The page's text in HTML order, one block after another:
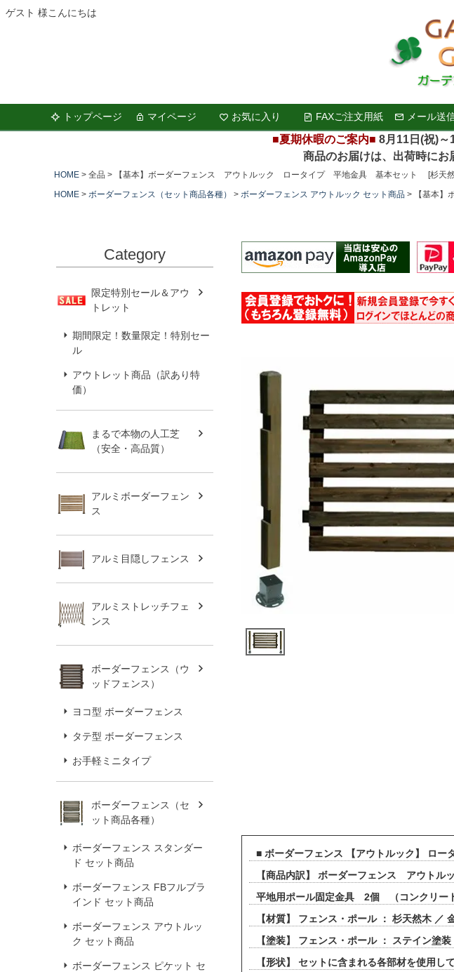
ゲスト 様こんにちは
トップページ
マイページ お気に入り FAXご注文用紙 メール送
■夏期休暇のご案内■ 8月11日(祝)～
商品のお届けは、出荷時にお届
HOME 全品
【基本】ボーダーフェンス アウトルック ロータイプ 平地金具 基本セット [杉天然
HOME
ボーダーフェンス（セット商品各種） ボーダーフェンス アウトルック セット商品 【基本
Category
限定特別セール＆アウ
トレット
期間限定！数量限定！特別セー
ル
アウトレット商品（訳あり特
価）
まるで本物の人工芝
（安全・高品質）
アルミボーダーフェン
ス
アルミ目隠しフェンス
アルミストレッチフェ
ンス
ボーダーフェンス（ウ
ッドフェンス）
ヨコ型 ボーダーフェンス
タテ型 ボーダーフェンス
お手軽ミニタイプ
ボーダーフェンス（セ
ット商品各種）
ボーダーフェンス スタンダー
ド セット商品
ボーダーフェンス FBフルブラ
インド セット商品
ボーダーフェンス アウトルッ
ク セット商品
ボーダーフェンス ピケット セ
■ ボーダーフェンス 【アウトルック】
【商品内訳】 ボーダーフェンス アウ
平地用ポール固定金具 2個 （コンクリート
【材質】 フェンス・ポール ： 杉天然木 ／
【塗装】 フェンス・ポール ： ステイン塗
【形状】 セットに含まれる各部材を使用